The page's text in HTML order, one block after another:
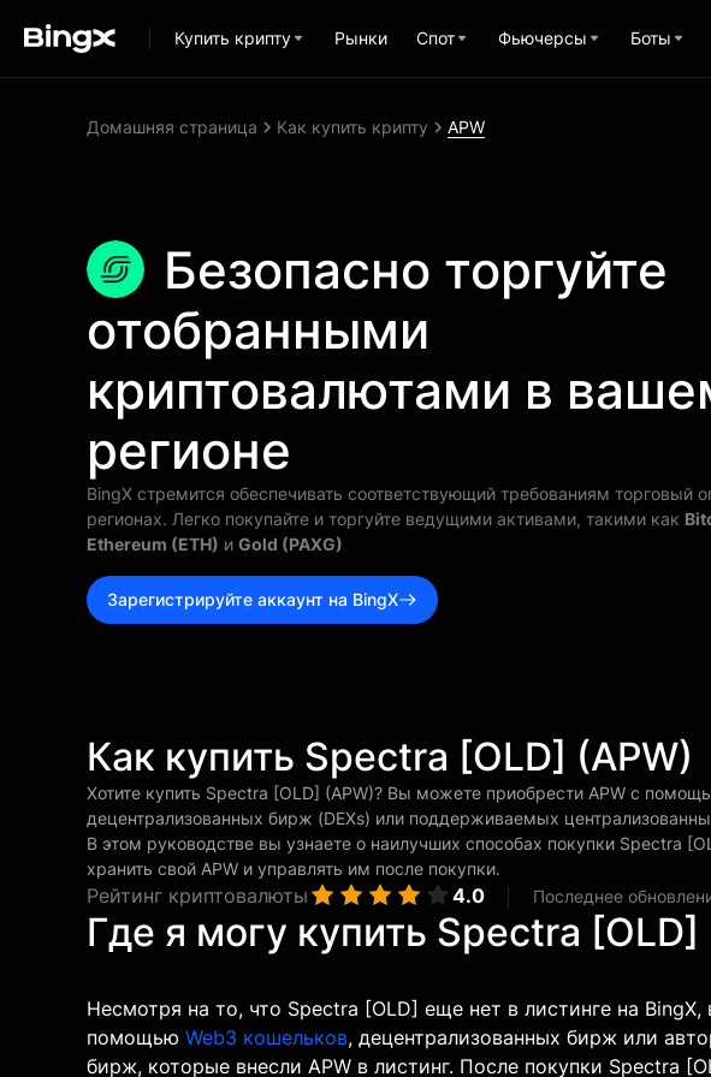
Купить крипту Рынки Спот Фьючерсы Боты
Домашняя страница Как купить крипту APW
Безопасно торгуйте
отобранными
криптовалютами в
регионе
BingX стремится обеспечивать соответствующий требованиям торговый
регионах. Легко покупайте и торгуйте ведущими активами, такими как
Ethereum (ETH) и Gold (PAXG)
Зарегистрируйте аккаунт на BingX
Как купить Spectra [OLD] (APW)
Хотите купить Spectra [OLD] (APW)? Вы можете приобрести APW с
децентрализованных бирж (DEXs) или поддерживаемых
В этом руководстве вы узнаете о наилучших способах покупки Spectra
хранить свой APW и управлять им после покупки.
Рейтинг криптовалюты 4.0 Последнее
Где я могу купить Spectra [OLD]
Несмотря на то, что Spectra [OLD] еще нет в листинге на
помощью Web3 кошельков, децентрализованных бирж или
бирж, которые внесли APW в листинг. После покупки Spectra